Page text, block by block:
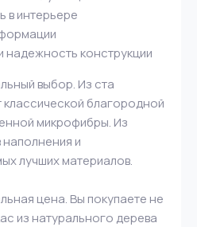
в интерьере
надежность конструкции
выбор. Из ста
классической благородной
микрофибры. Из
наполнения и
лучших материалов.
цена. Вы покупаете не
из натурального дерева